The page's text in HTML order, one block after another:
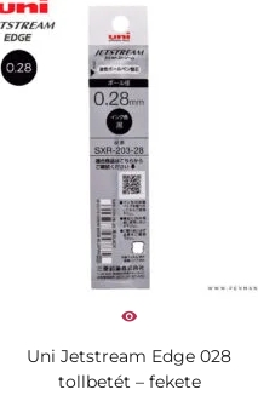
Uni Jetstream Edge 028
tollbetét – fekete